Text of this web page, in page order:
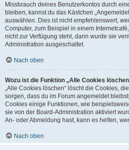
Missbrauch deines Benutzerkontos durch
bleiben, kannst du das Kästchen
auswählen. Dies ist nicht empfehlenswert,
Computer, zum Beispiel in einem
nicht zur Verfügung steht, dann wurde sie
Administration ausgeschaltet.
Nach oben
Wozu ist die Funktion „Alle Cookies
„Alle Cookies löschen“ löscht die Cookies,
sorgen, dass du im Forum angemeldet
Cookies einige Funktionen, wie
sie von der Board-Administration aktiviert
An- oder Abmeldung hast, kann es helfen,
Nach oben